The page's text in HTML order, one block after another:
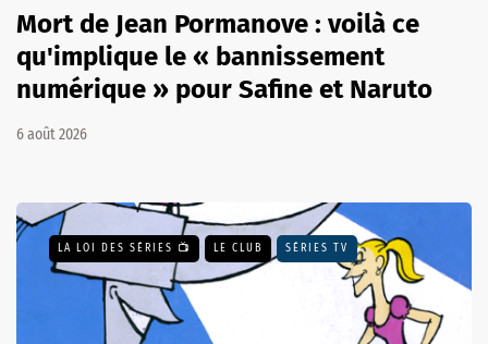
Mort de Jean Pormanove : voilà ce
qu'implique le « bannissement
numérique » pour Safine et Naruto
6 août 2026
LA LOI DES SÉRIES 📺 LE CLUB SÉRIES TV